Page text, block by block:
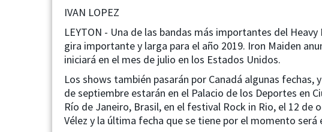
IVAN LOPEZ
LEYTON - Una de las bandas más importantes del
gira importante y larga para el año 2019. Iron Maiden
iniciará en el mes de julio en los Estados Unidos.
Los shows también pasarán por Canadá algunas
de septiembre estarán en el Palacio de los Deportes en
Río de Janeiro, Brasil, en el festival Rock in Rio, el 12 de
Vélez y la última fecha que se tiene por el momento será